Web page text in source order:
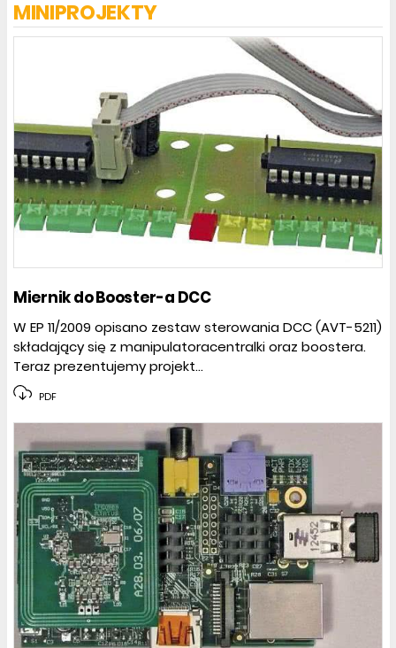
MINIPROJEKTY
Miernik do Booster-a DCC
W EP 11/2009 opisano zestaw sterowania DCC (AVT-5211)
składający się z manipulatoracentralki oraz boostera.
Teraz prezentujemy projekt...
PDF